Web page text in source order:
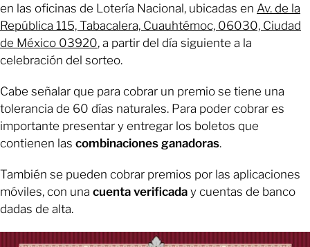
en las oficinas de Lotería Nacional, ubicadas en Av. de la
República 115, Tabacalera, Cuauhtémoc, 06030, Ciudad
de México 03920, a partir del día siguiente a la
celebración del sorteo.
Cabe señalar que para cobrar un premio se tiene una
tolerancia de 60 días naturales. Para poder cobrar es
importante presentar y entregar los boletos que
contienen las combinaciones ganadoras.
También se pueden cobrar premios por las aplicaciones
móviles, con una cuenta verificada y cuentas de banco
dadas de alta.